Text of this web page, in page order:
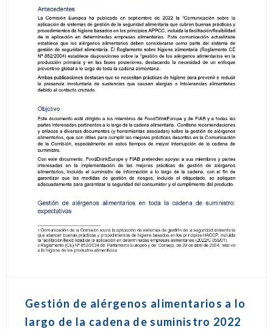
Gestión de alérgenos alimentarios a lo
largo de la cadena de suministro 2022